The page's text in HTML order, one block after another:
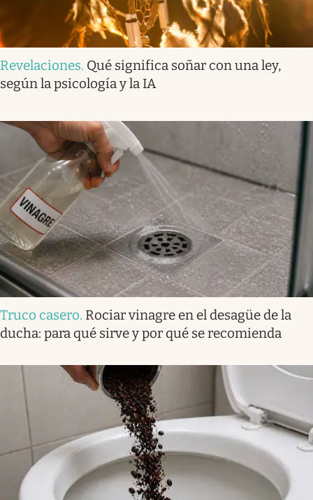
Revelaciones. Qué significa soñar con una ley,
según la psicología y la IA
Truco casero. Rociar vinagre en el desagüe de la
ducha: para qué sirve y por qué se recomienda